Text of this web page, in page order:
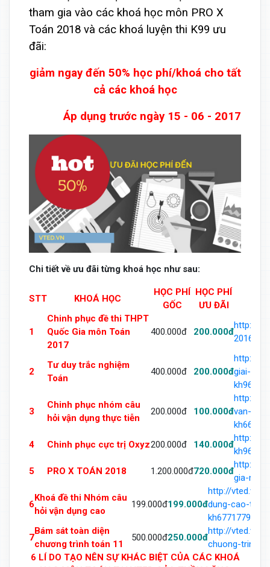
tham gia vào các khoá học môn PRO X
Toán 2018 và các khoá luyện thi K99 ưu
đãi:
giảm ngay đến 50% học phí/khoá cho tất
cả các khoá học
Áp dụng trước ngày 15 - 06 - 2017
Chi tiết về ưu đãi từng khoá học như sau:
STT KHOÁ HỌC
HỌC PHÍ
GỐC
HỌC PHÍ
ƯU ĐÃI
1
Chinh phục đề thi THPT
Quốc Gia môn Toán
2017
400.000đ 200.000đ
http://
2016-
2
Tư duy trắc nghiệm
Toán
400.000đ 200.000đ
http://
giai-
3
Chinh phục nhóm câu
hỏi vận dụng thực tiễn
200.000đ 100.000đ
http://
van-
4
Chinh phục cực trị Oxyz200.000đ 140.000đ
http://
5
PRO X TOÁN 2018 1.200.000đ720.000đ
http://
gia-
6
Khoá đề thi Nhóm câu
hỏi vận dụng cao
199.000đ199.000đ
http://vted.vn/
dung-cao-
7
Bám sát toàn diện
chương trình toán 11
500.000đ250.000đ
http://vted.vn/
chuong-trinh-
6 LÍ DO TẠO NÊN SỰ KHÁC BIỆT CỦA CÁC KHOÁ